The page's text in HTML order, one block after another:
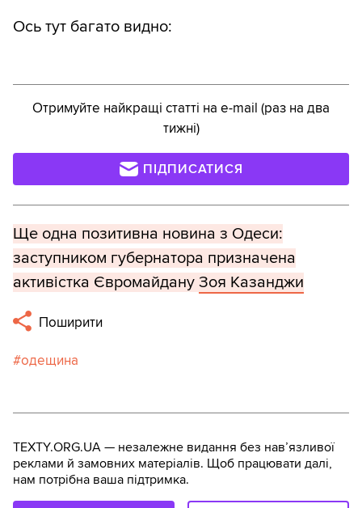
Ось тут багато видно:
Отримуйте найкращі статті на e-mail (раз на два
тижні)
ПІДПИСАТИСЯ
Ще одна позитивна новина з Одеси:
заступником губернатора призначена
активістка Євромайдану Зоя Казанджи
Поширити
одещина
TEXTY.ORG.UA — незалежне видання без навʼязливої
реклами й замовних матеріалів. Щоб працювати далі,
нам потрібна ваша підтримка.